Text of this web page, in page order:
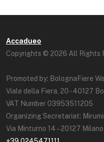
Accadueo
Copyrights © 2026 All Rights
Promoted by: BolognaFiere
Viale della Fiera, 20 - 40127
VAT Number 03953511205
Organizing Secretariat:
Via Minturno 14 – 20127 Milano